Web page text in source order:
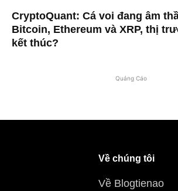
CryptoQuant: Cá voi đang âm
Bitcoin, Ethereum và XRP, thị
kết thúc?
Quảng Cáo
Về chúng tôi
Về Blogtienao